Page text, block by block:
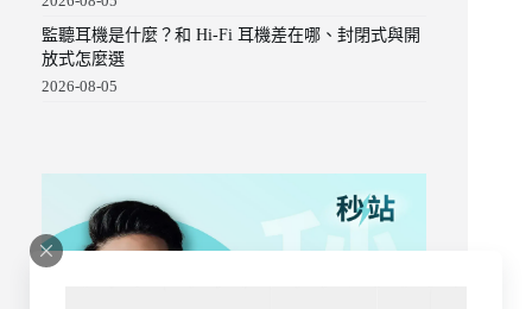
監聽耳機是什麼？和 Hi-Fi 耳機差在哪、封閉式與開
放式怎麼選
2026-08-05